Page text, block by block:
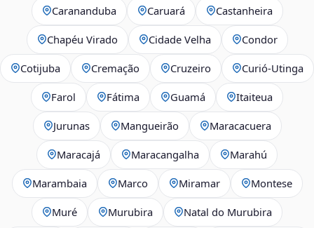
Carananduba Caruará Castanheira
Chapéu Virado Cidade Velha Condor
Cotijuba Cremação Cruzeiro Curió-Utinga
Farol Fátima Guamá Itaiteua
Jurunas Mangueirão Maracacuera
Maracajá Maracangalha Marahú
Marambaia Marco Miramar Montese
Muré Murubira Natal do Murubira